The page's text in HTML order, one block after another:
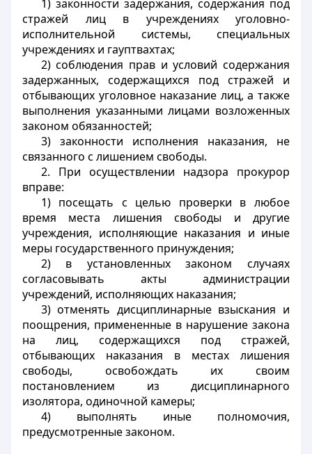
1) законности задержания, содержания под
стражей лиц в учреждениях уголовно-
исполнительной системы, специальных
учреждениях и гауптвахтах;
2) соблюдения прав и условий содержания
задержанных, содержащихся под стражей и
отбывающих уголовное наказание лиц, а также
выполнения указанными лицами возложенных
законом обязанностей;
3) законности исполнения наказания, не
связанного с лишением свободы.
2. При осуществлении надзора прокурор
вправе:
1) посещать с целью проверки в любое
время места лишения свободы и другие
учреждения, исполняющие наказания и иные
меры государственного принуждения;
2) в установленных законом случаях
согласовывать акты администрации
учреждений, исполняющих наказания;
3) отменять дисциплинарные взыскания и
поощрения, примененные в нарушение закона
на лиц, содержащихся под стражей,
отбывающих наказания в местах лишения
свободы, освобождать их своим
постановлением из дисциплинарного
изолятора, одиночной камеры;
4) выполнять иные полномочия,
предусмотренные законом.